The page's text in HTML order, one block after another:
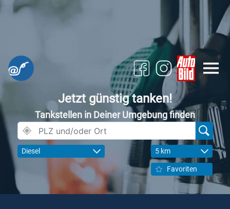
Jetzt günstig tanken!
Tankstellen in Deiner Umgebung finden
Diesel 5 km
Favoriten